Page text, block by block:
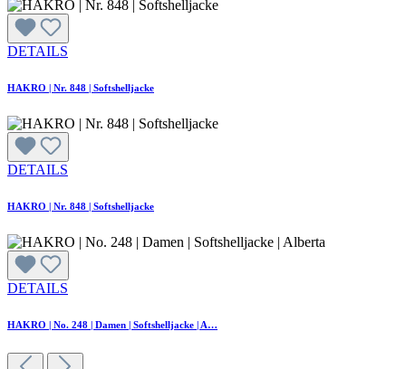
DETAILS
HAKRO | Nr. 848 | Softshelljacke
DETAILS
HAKRO | Nr. 848 | Softshelljacke
DETAILS
HAKRO | No. 248 | Damen | Softshelljacke | A…